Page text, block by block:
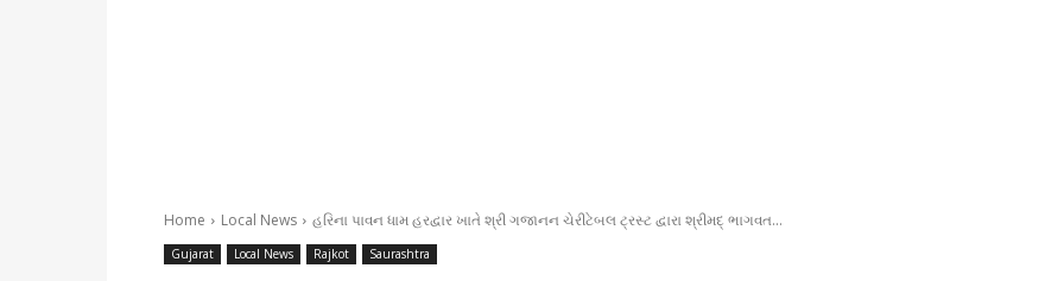
Home Local News હરિના પાવન ધામ હરદ્વાર ખાતે શ્રી ગજાનન ચેરીટેબલ ટ્રસ્ટ દ્વારા શ્રીમદ્ ભાગવત...
Gujarat Local News Rajkot Saurashtra